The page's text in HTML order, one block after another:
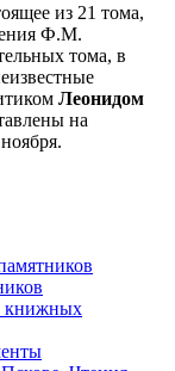
из 21 тома,
Ф.М.
тома, в
Леонидом
на
книжных